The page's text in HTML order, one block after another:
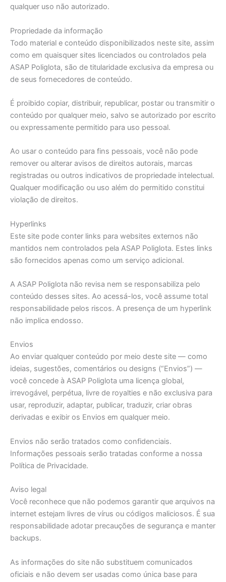
qualquer uso não autorizado.
Propriedade da informação
Todo material e conteúdo disponibilizados neste site, assim
como em quaisquer sites licenciados ou controlados pela
ASAP Poliglota, são de titularidade exclusiva da empresa ou
de seus fornecedores de conteúdo.
É proibido copiar, distribuir, republicar, postar ou transmitir o
conteúdo por qualquer meio, salvo se autorizado por escrito
ou expressamente permitido para uso pessoal.
Ao usar o conteúdo para fins pessoais, você não pode
remover ou alterar avisos de direitos autorais, marcas
registradas ou outros indicativos de propriedade intelectual.
Qualquer modificação ou uso além do permitido constitui
violação de direitos.
Hyperlinks
Este site pode conter links para websites externos não
mantidos nem controlados pela ASAP Poliglota. Estes links
são fornecidos apenas como um serviço adicional.
A ASAP Poliglota não revisa nem se responsabiliza pelo
conteúdo desses sites. Ao acessá-los, você assume total
responsabilidade pelos riscos. A presença de um hyperlink
não implica endosso.
Envios
Ao enviar qualquer conteúdo por meio deste site — como
ideias, sugestões, comentários ou designs (“Envios”) —
você concede à ASAP Poliglota uma licença global,
irrevogável, perpétua, livre de royalties e não exclusiva para
usar, reproduzir, adaptar, publicar, traduzir, criar obras
derivadas e exibir os Envios em qualquer meio.
Envios não serão tratados como confidenciais.
Informações pessoais serão tratadas conforme a nossa
Política de Privacidade.
Aviso legal
Você reconhece que não podemos garantir que arquivos na
internet estejam livres de vírus ou códigos maliciosos. É sua
responsabilidade adotar precauções de segurança e manter
backups.
As informações do site não substituem comunicados
oficiais e não devem ser usadas como única base para